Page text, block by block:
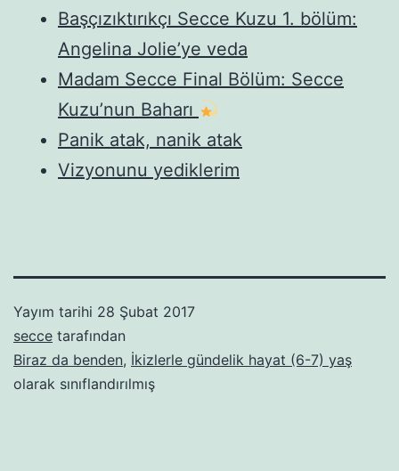
Başçızıktırıkçı Secce Kuzu 1. bölüm:
Angelina Jolie’ye veda
Madam Secce Final Bölüm: Secce
Kuzu’nun Baharı
Panik atak, nanik atak
Vizyonunu yediklerim
Yayım tarihi 28 Şubat 2017
secce tarafından
Biraz da benden, İkizlerle gündelik hayat (6-7) yaş
olarak sınıflandırılmış